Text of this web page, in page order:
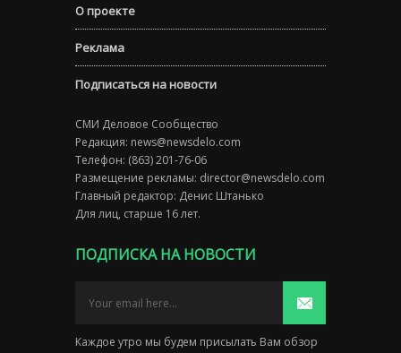
О проекте
Реклама
Подписаться на новости
СМИ Деловое Сообщество
Редакция: news@newsdelo.com
Телефон: (863) 201-76-06
Размещение рекламы: director@newsdelo.com
Главный редактор: Денис Штанько
Для лиц, старше 16 лет.
ПОДПИСКА НА НОВОСТИ
Каждое утро мы будем присылать Вам обзор